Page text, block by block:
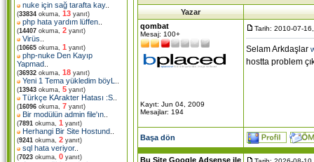
nuke için sağ tarafta kay..
(33834 okuma, 13 yanıt)
php hata yardım lüffen
(14407 okuma, 2 yanıt)
Virüs
(10665 okuma, 1 yanıt)
php-nuke Den Kayıp
Yapmad
(36932 okuma, 18 yanıt)
Yeni 1 Tema yükledim böyL
(13943 okuma, 5 yanıt)
Türkçe KArakter Hatası :S
(16096 okuma, 7 yanıt)
Bir modülün admin file'ın
(7891 okuma, 1 yanıt)
Herhangi Bir Site Hostund
(9241 okuma, 2 yanıt)
sql hata veriyor..
(7023 okuma, 0 yanıt)
Yazar
qombat
Mesaj: 100+
Kayıt: Jun 04, 2009
Mesajlar: 194
Tarih: 2010-07-
Selam Arkdaşlar
hostta problem
Başa dön
Bu Site Google Adsense ile